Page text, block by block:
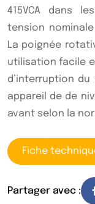
415VCA dans
tension nominale
La poignée
utilisation facile
d’interruption du
appareil de de
avant selon la
Fiche
Partager avec :